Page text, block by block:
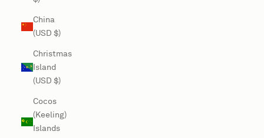
China
(USD $)
Christmas
Island
(USD $)
Cocos
(Keeling)
Islands